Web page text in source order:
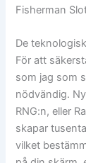
Fisherman
De
För att
som jag som
nödvändig.
RNG:n, eller
skapar
vilket